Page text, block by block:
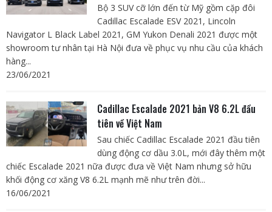
Bộ 3 SUV cỡ lớn đến từ Mỹ gồm cặp đôi
Cadillac Escalade ESV 2021, Lincoln
Navigator L Black Label 2021, GM Yukon Denali 2021 được một
showroom tư nhân tại Hà Nội đưa về phục vụ nhu cầu của khách
hàng...
23/06/2021
Cadillac Escalade 2021 bản V8 6.2L đầu
tiên về Việt Nam
Sau chiếc Cadillac Escalade 2021 đầu tiên
dùng động cơ dầu 3.0L, mới đây thêm một
chiếc Escalade 2021 nữa được đưa về Việt Nam nhưng sở hữu
khối động cơ xăng V8 6.2L mạnh mẽ như trên đời...
16/06/2021